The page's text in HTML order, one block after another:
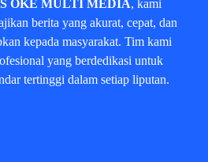
OKE MULTI MEDIA, kami
berita yang akurat, cepat, dan
kepada masyarakat. Tim kami
yang berdedikasi untuk
tertinggi dalam setiap liputan.